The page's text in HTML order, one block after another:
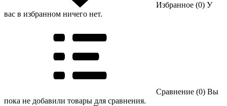
Избранное (0) У
вас в избранном ничего нет.
Сравнение (0) Вы
пока не добавили товары для сравнения.